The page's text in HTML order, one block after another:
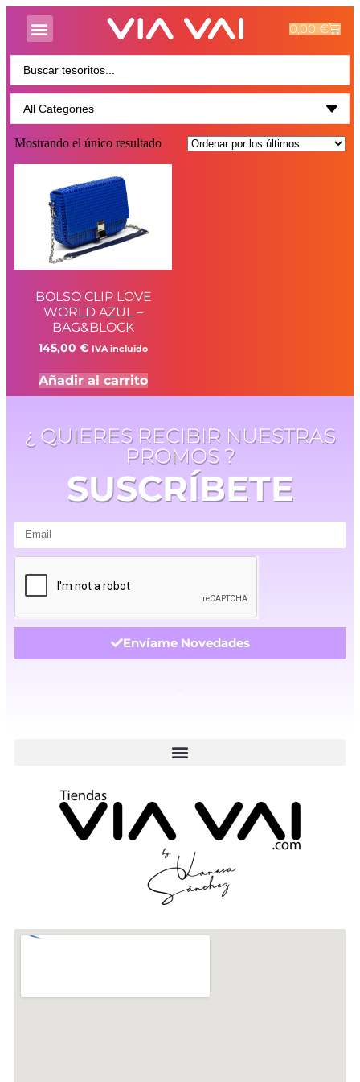
0,00€
Mostrando el único resultado
BOLSO CLIP LOVE
WORLD AZUL –
BAG&BLOCK
145,00 € IVA incluido
Añadir al carrito
¿ QUIERES RECIBIR NUESTRAS
PROMOS ?
SUSCRÍBETE
Envíame Novedades